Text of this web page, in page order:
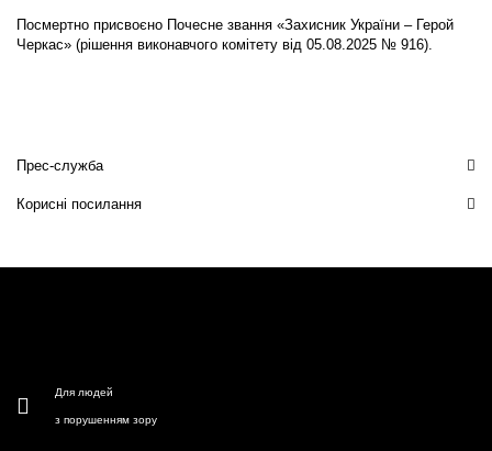
Посмертно присвоєно Почесне звання «Захисник України – Герой
Черкас» (рішення виконавчого комітету від 05.08.2025 № 916).
Прес-служба
Корисні посилання
Для людей
з порушенням зору